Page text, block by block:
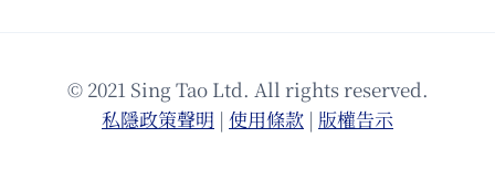
© 2021 Sing Tao Ltd. All rights reserved.
私隱政策聲明 | 使⽤條款 | 版權告⽰